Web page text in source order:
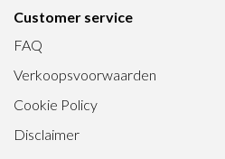
Customer service
FAQ
Verkoopsvoorwaarden
Cookie Policy
Disclaimer